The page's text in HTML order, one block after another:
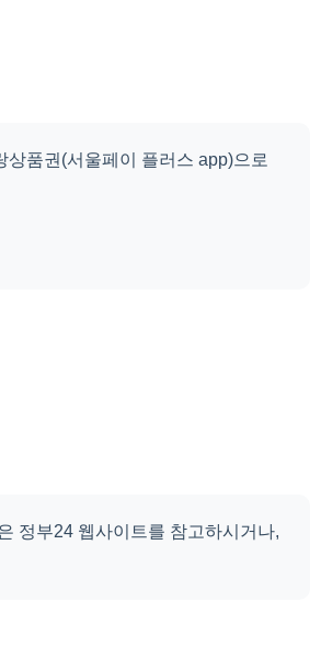
품권(서울페이 플러스 app)으로
정부24 웹사이트를 참고하시거나,